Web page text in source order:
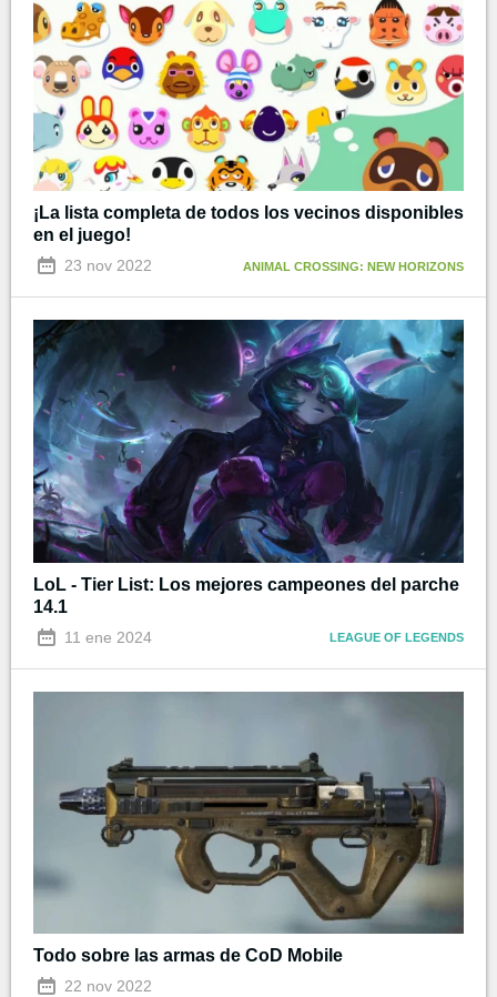
¡La lista completa de todos los vecinos disponibles
en el juego!
23 nov 2022 ANIMAL CROSSING: NEW HORIZONS
LoL - Tier List: Los mejores campeones del parche
14.1
11 ene 2024 LEAGUE OF LEGENDS
Todo sobre las armas de CoD Mobile
22 nov 2022